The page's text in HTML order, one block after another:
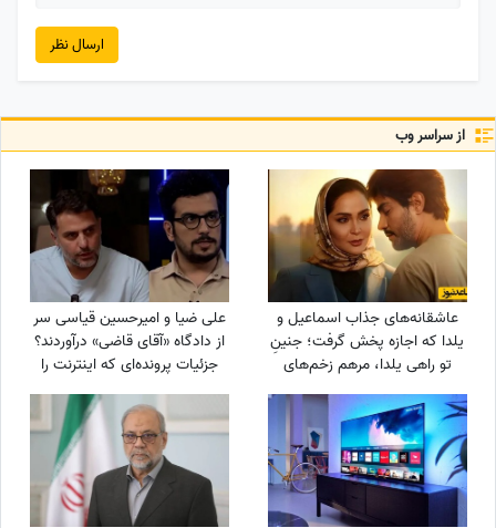
ارسال نظر
از سراسر وب
عاشقانه‌های جذاب اسماعیل و
یلدا که اجازه پخش گرفت؛ جنینِ
تو راهی یلدا، مرهم زخم‌های
علی ضیا و امیرحسین قیاسی سر
از دادگاه «آقای قاضی» درآوردند؟
جزئیات پرونده‌ای که اینترنت را